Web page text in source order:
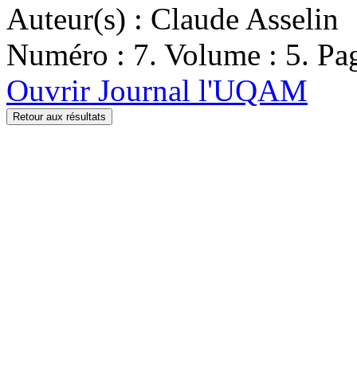
Auteur(s) : Claude Asselin
Numéro : 7. Volume : 5.
Ouvrir Journal l'UQAM
Retour aux résultats